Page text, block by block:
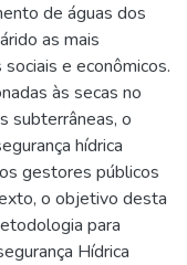
de águas dos
as mais
e econômicos.
às secas no
subterrâneas, o
hídrica
gestores públicos
o objetivo desta
para
Hídrica